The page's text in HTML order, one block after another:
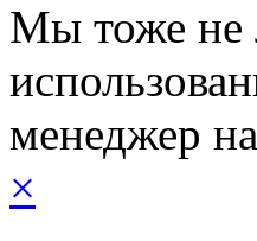
Мы тоже не
менеджер
×